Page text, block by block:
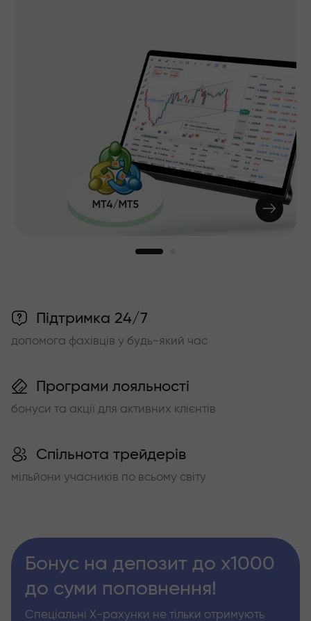
Підтримка 24/7
допомога фахівців у будь-який час
Програми лояльності
бонуси та акції для активних клієнтів
Спільнота трейдерів
мільйони учасників по всьому світу
Бонус на депозит до х1000
до суми поповнення!
Спеціальні Х-рахунки не тільки отримують